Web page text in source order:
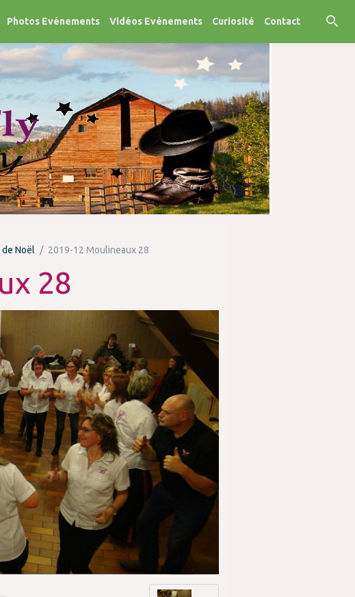
Photos Evénements Vidéos Evénements Curiosité Contact
Noël 2019-12 Moulineaux 28
28